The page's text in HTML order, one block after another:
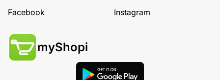
Facebook
Instagram
myShopi